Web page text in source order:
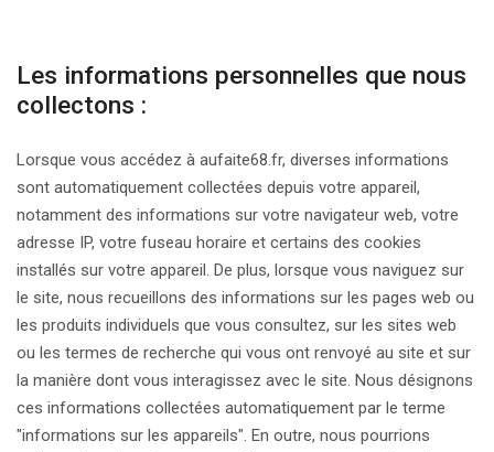
Les informations personnelles que nous
collectons :
Lorsque vous accédez à aufaite68.fr, diverses informations
sont automatiquement collectées depuis votre appareil,
notamment des informations sur votre navigateur web, votre
adresse IP, votre fuseau horaire et certains des cookies
installés sur votre appareil. De plus, lorsque vous naviguez sur
le site, nous recueillons des informations sur les pages web ou
les produits individuels que vous consultez, sur les sites web
ou les termes de recherche qui vous ont renvoyé au site et sur
la manière dont vous interagissez avec le site. Nous désignons
ces informations collectées automatiquement par le terme
"informations sur les appareils". En outre, nous pourrions